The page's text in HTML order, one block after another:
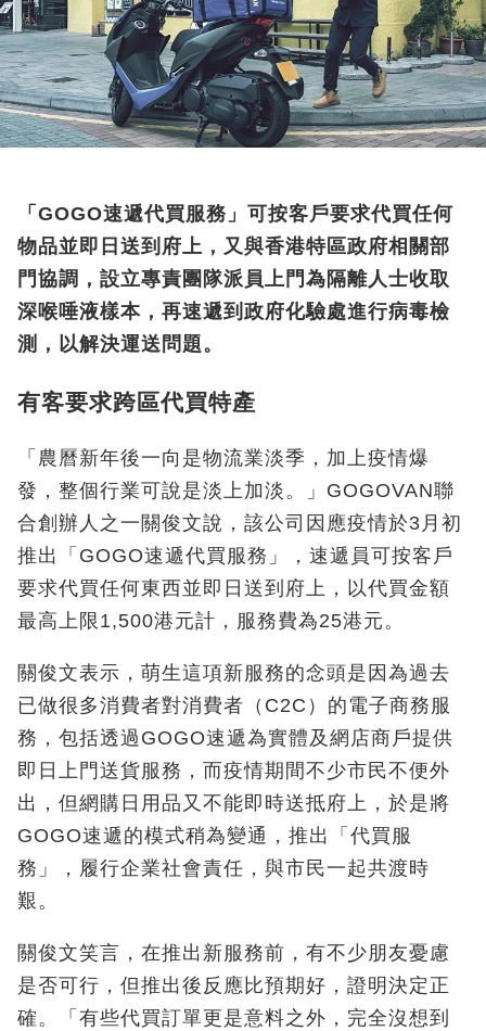
「GOGO速遞代買服務」可按客戶要求代買任何
物品並即日送到府上，又與香港特區政府相關部
門協調，設立專責團隊派員上門為隔離人士收取
深喉唾液樣本，再速遞到政府化驗處進行病毒檢
測，以解決運送問題。
有客要求跨區代買特產
「農曆新年後一向是物流業淡季，加上疫情爆
發，整個行業可說是淡上加淡。」GOGOVAN聯
合創辦人之一關俊文說，該公司因應疫情於3月初
推出「GOGO速遞代買服務」，速遞員可按客戶
要求代買任何東西並即日送到府上，以代買金額
最高上限1,500港元計，服務費為25港元。
關俊文表示，萌生這項新服務的念頭是因為過去
已做很多消費者對消費者（C2C）的電子商務服
務，包括透過GOGO速遞為實體及網店商戶提供
即日上門送貨服務，而疫情期間不少市民不便外
出，但網購日用品又不能即時送抵府上，於是將
GOGO速遞的模式稍為變通，推出「代買服
務」，履行企業社會責任，與市民一起共渡時
艱。
關俊文笑言，在推出新服務前，有不少朋友憂慮
是否可行，但推出後反應比預期好，證明決定正
確。「有些代買訂單更是意料之外，完全沒想到